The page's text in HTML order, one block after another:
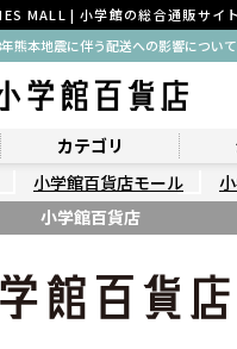
MALL | 小学館の総合通販サイト
熊本地震に伴う配送への影響について
カテゴリ
小学館百貨店モール
小学館百貨店